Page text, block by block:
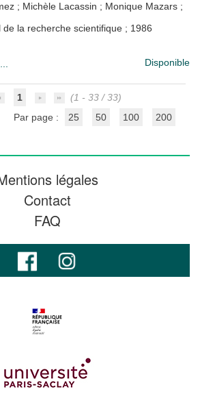
; Michèle Lacassin ; Monique Mazars ;
la recherche scientifique ; 1986
Disponible
1
(1 - 33 / 33)
Par page :
25 50 100 200
légales
Contact
FAQ